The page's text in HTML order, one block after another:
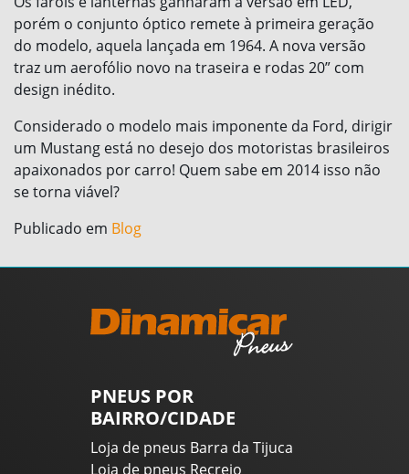
porém o conjunto óptico remete à primeira geração
do modelo, aquela lançada em 1964. A nova versão
traz um aerofólio novo na traseira e rodas 20” com
design inédito.
Considerado o modelo mais imponente da Ford, dirigir
um Mustang está no desejo dos motoristas brasileiros
apaixonados por carro! Quem sabe em 2014 isso não
se torna viável?
Publicado em Blog
PNEUS POR
BAIRRO/CIDADE
Loja de pneus Barra da Tijuca
Loja de pneus Recreio